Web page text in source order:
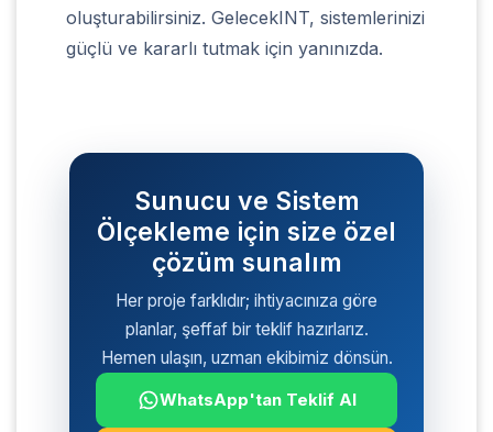
oluşturabilirsiniz. GelecekINT, sistemlerinizi
güçlü ve kararlı tutmak için yanınızda.
Sunucu ve Sistem
Ölçekleme için size özel
çözüm sunalım
Her proje farklıdır; ihtiyacınıza göre
planlar, şeffaf bir teklif hazırlarız.
Hemen ulaşın, uzman ekibimiz dönsün.
WhatsApp'tan Teklif Al